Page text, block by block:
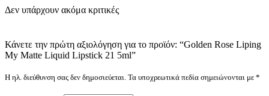
Δεν υπάρχουν ακόμα κριτικές
Κάνετε την πρώτη αξιολόγηση για το προϊόν: “Golden Rose Liping
My Matte Liquid Lipstick 21 5ml”
Η ηλ. διεύθυνση σας δεν δημοσιεύεται. Τα υποχρεωτικά πεδία σημειώνονται με *